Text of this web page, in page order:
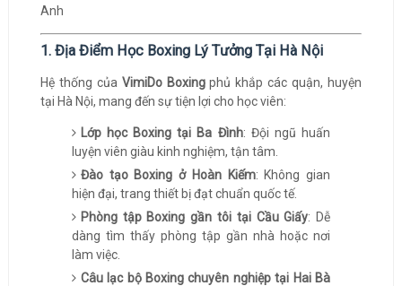
1. Địa Điểm Học Boxing Lý Tưởng Tại Hà Nội
Hệ thống của VimiDo Boxingphủ khắp các quận, huyện
tại Hà Nội, mang đến sự tiện lợi cho học viên:
Lớp học Boxing tại Ba Đình: Đội ngũ huấn
luyện viên giàu kinh nghiệm, tận tâm.
Đào tạo Boxing ở Hoàn Kiếm: Không gian
hiện đại, trang thiết bị đạt chuẩn quốc tế.
Phòng tập Boxing gần tôi tại Cầu Giấy: Dễ
dàng tìm thấy phòng tập gần nhà hoặc nơi
làm việc.
Câu lạc bộ Boxing chuyên nghiệp tại Hai Bà